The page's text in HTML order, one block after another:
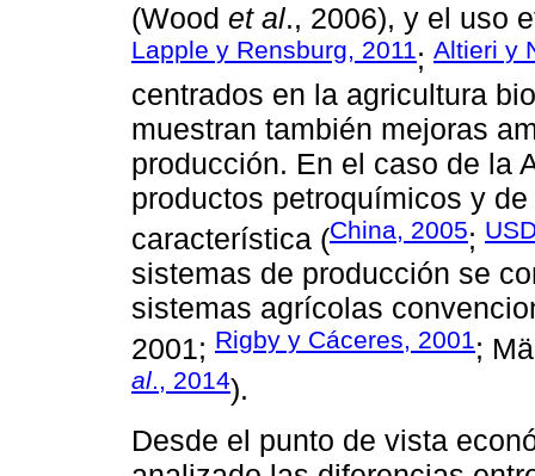
(Wood et al., 2006), y el uso
Lapple y Rensburg, 2011; Altieri y
centrados en la agricultura
muestran también mejoras
producción. En el caso de la
productos petroquímicos y
característica (China, 2005;
sistemas de producción se
sistemas agrícolas
2001; Rigby y Cáceres, 2001;
al., 2014).
Desde el punto de vista